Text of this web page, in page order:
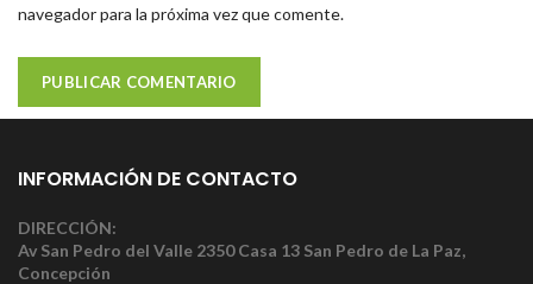
navegador para la próxima vez que comente.
INFORMACIÓN DE CONTACTO
DIRECCIÓN:
Av San Pedro del Valle 2350 Casa 13 San Pedro de La Paz,
Concepción